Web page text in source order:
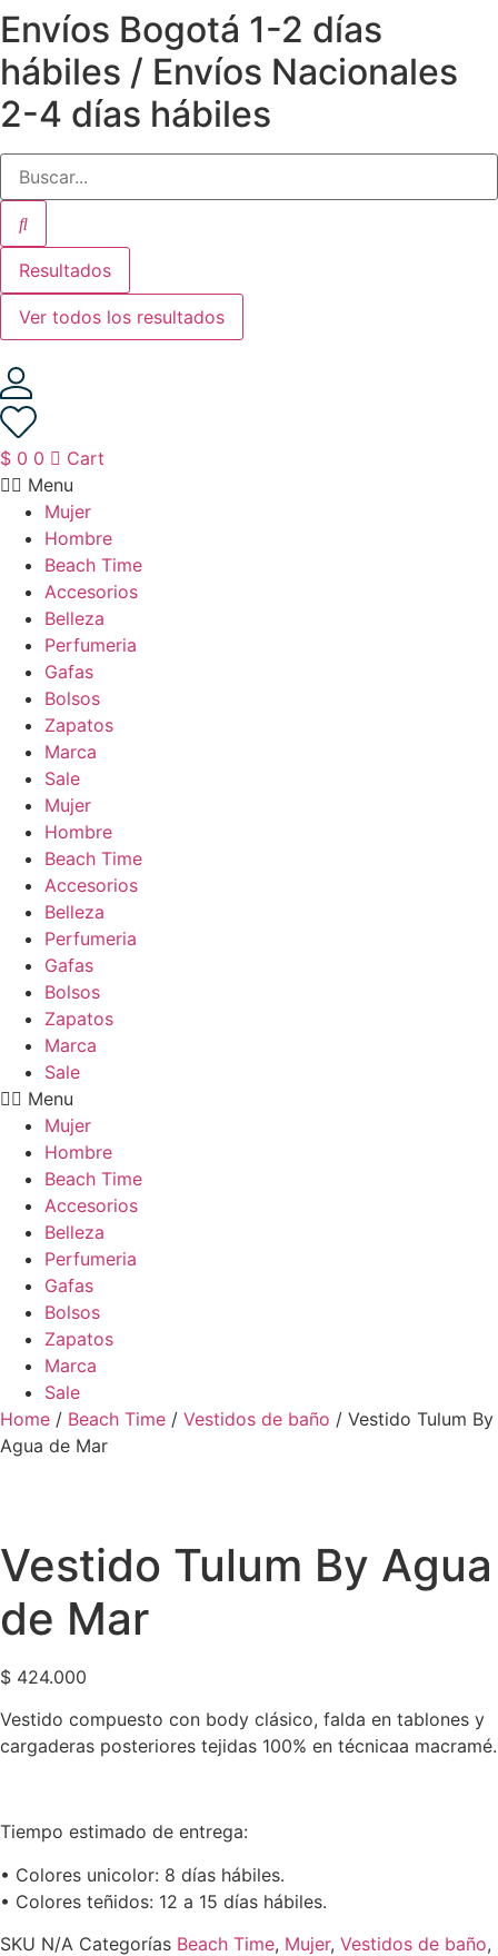
Saltar
al
contenido
Envíos Bogotá 1-2 días
hábiles / Envíos Nacionales
2-4 días hábiles
Resultados
Ver todos los resultados
$ 0 0
Cart
Menu
Mujer
Hombre
Beach Time
Accesorios
Belleza
Perfumeria
Gafas
Bolsos
Zapatos
Marca
Sale
Mujer
Hombre
Beach Time
Accesorios
Belleza
Perfumeria
Gafas
Bolsos
Zapatos
Marca
Sale
Menu
Mujer
Hombre
Beach Time
Accesorios
Belleza
Perfumeria
Gafas
Bolsos
Zapatos
Marca
Sale
Home / Beach Time / Vestidos de baño / Vestido Tulum By
Agua de Mar
Vestido Tulum By Agua
de Mar
$ 424.000
Vestido compuesto con body clásico, falda en tablones y
cargaderas posteriores tejidas 100% en técnicaa macramé.
Tiempo estimado de entrega:
•⁠ ⁠Colores unicolor: 8 días hábiles.
•⁠ ⁠Colores teñidos: 12 a 15 días hábiles.
SKU N/A Categorías Beach Time, Mujer, Vestidos de baño,